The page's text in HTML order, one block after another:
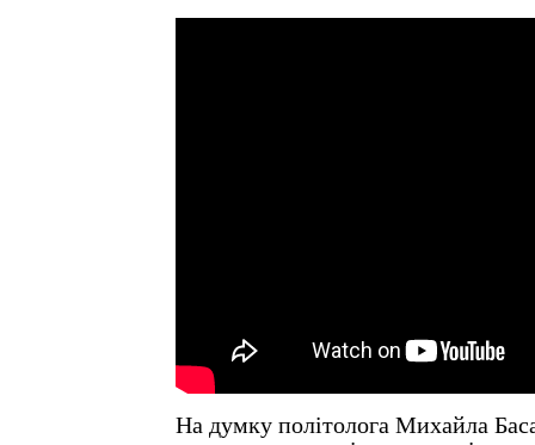
На думку політолога Михайла